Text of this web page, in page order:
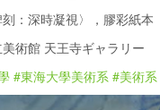
：深時凝視〉，膠彩紙本
術館 天王寺ギャラリー
#東海大學美術系 #美術系